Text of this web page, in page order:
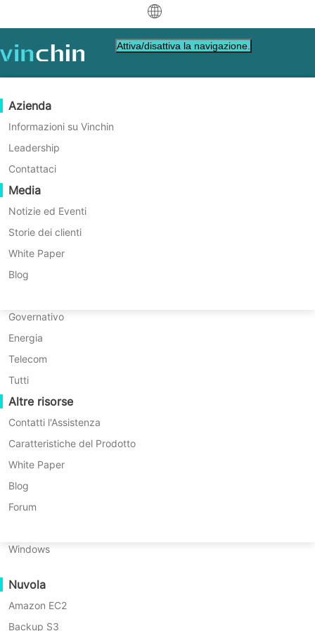
Download Supporto
中文
Protezione dei Dati
Backup & Recovery
Replicazione in tempo reale
Protezione Continua dei Dati
Copia fuori sede
Archiviazione
Orchestrazione dei Lavori
Mobilità dei Carichi di Lavoro
Migrazione V2V
Migrazione P2P
Migrazione C2C
Migrazione C2V
Migrazione P2C
Recoveribilità
Verifica del Recupero della VM
Verifica del Recupero del Sistema Operativo
Sicurezza dei Dati
Backup nel Cloud
Conformità GDPR
Virtuale
VMware
Hyper-V
Proxmox
XCP-ng
oVirt
H3C CAS/UIS
ZStack
Sangfor HCI
Huawei FusionCompute
Red Hat Virtualization
Oracle OLVM
XenServer/Citrix Hypervisor
KayGrid
InCloud Sphere
Arcfra
FusionOne Compute
NexaVM
Server fisico
Windows
Nuvola
Amazon EC2
Backup S3
Risorse di supporto
Base di conoscenza
Video su come fare
Centro di assistenza
Eventi in diretta
Webinars
Demo dal vivo
Storie dei clienti
Servizi IT
Governativo
Energia
Telecom
Tutti
Altre risorse
Contatti l'Assistenza
Caratteristiche del Prodotto
White Paper
Blog
Forum
Guida all'acquisto
Impara come acquistare
Politica di licenza
Domande frequenti
Contatto
Richiedi un preventivo
Diventa un Partner
Programma Partner
Diventa un Partner
Trova un partner
Trova un partner locale
Già un partner
Accesso Portale Partner
Azienda
Informazioni su Vinchin
Leadership
Contattaci
Media
Notizie ed Eventi
Storie dei clienti
White Paper
Blog
Attiva/disattiva la navigazione.
Home Vinchin Help
Come eseguire il backup e il
ripristino di una VM
XenServer in Vinchin Backup
& Recovery?
Imparerai come eseguire il backup e il
ripristino di una macchina virtuale
XenServer con Vinchin Backup & Recovery